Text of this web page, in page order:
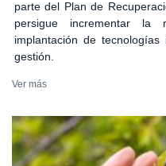
parte del Plan de
persigue incrementar la
implantación de
gestión.
Ver más